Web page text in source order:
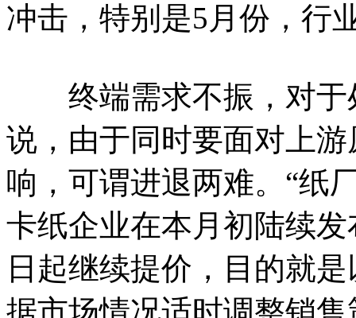
冲击，特别是5月份，行
终端需求不振，对于
说，由于同时要面对上
响，可谓进退两难。“纸
卡纸企业在本月初陆续
日起继续提价，目的就